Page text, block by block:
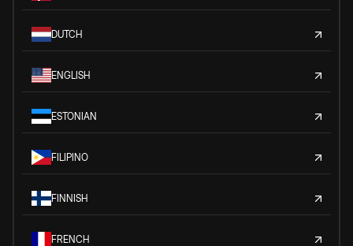
DUTCH
ENGLISH
ESTONIAN
FILIPINO
FINNISH
FRENCH